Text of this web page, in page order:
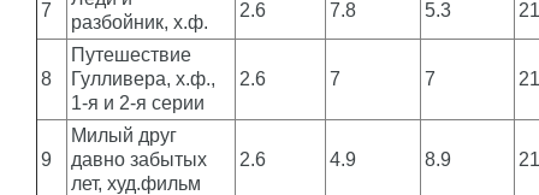
7
разбойник, х.ф.
2.6 7.8 5.3
8
Путешествие
Гулливера, х.ф.,
1-я и 2-я серии
2.6 7 7
9
Милый друг
давно забытых
лет, худ.фильм
2.6 4.9 8.9